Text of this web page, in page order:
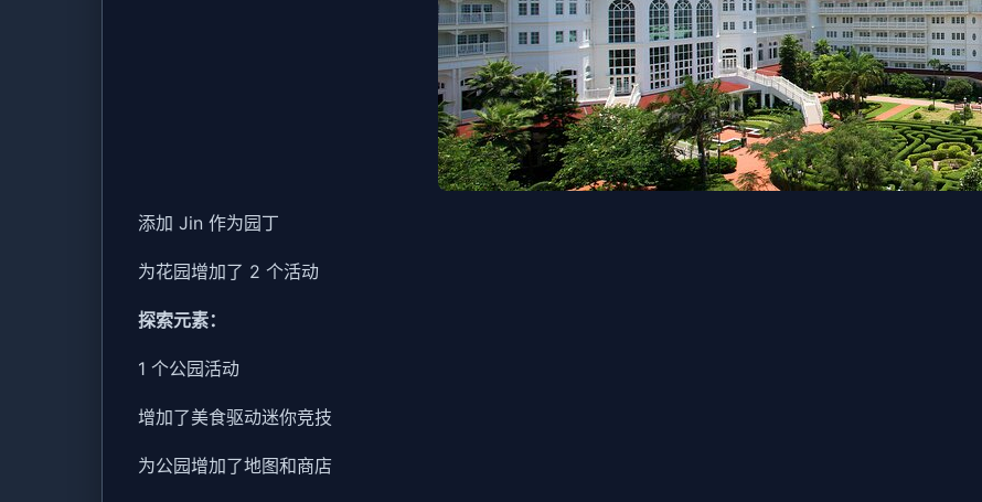
添加 Jin 作为园丁
为花园增加了 2 个活动
探索元素：
1 个公园活动
增加了美食驱动迷你竞技
为公园增加了地图和商店